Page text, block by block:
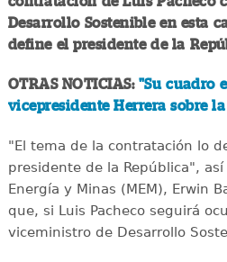
Desarrollo Sostenible en esta
define el presidente de la
OTRAS NOTICIAS: "Su cuadro
vicepresidente Herrera sobre
"El tema de la contratación lo
presidente de la República",
Energía y Minas (MEM), Erwin
que, si Luis Pacheco seguirá
viceministro de Desarrollo